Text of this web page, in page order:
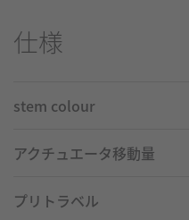
仕様
stem colour
アクチュエータ移動量
プリトラベル